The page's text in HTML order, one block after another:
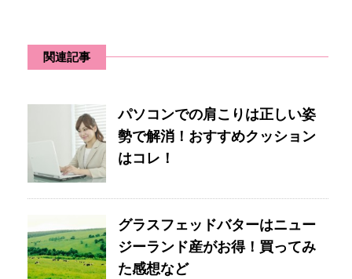
関連記事
パソコンでの肩こりは正しい姿
勢で解消！おすすめクッション
はコレ！
グラスフェッドバターはニュー
ジーランド産がお得！買ってみ
た感想など